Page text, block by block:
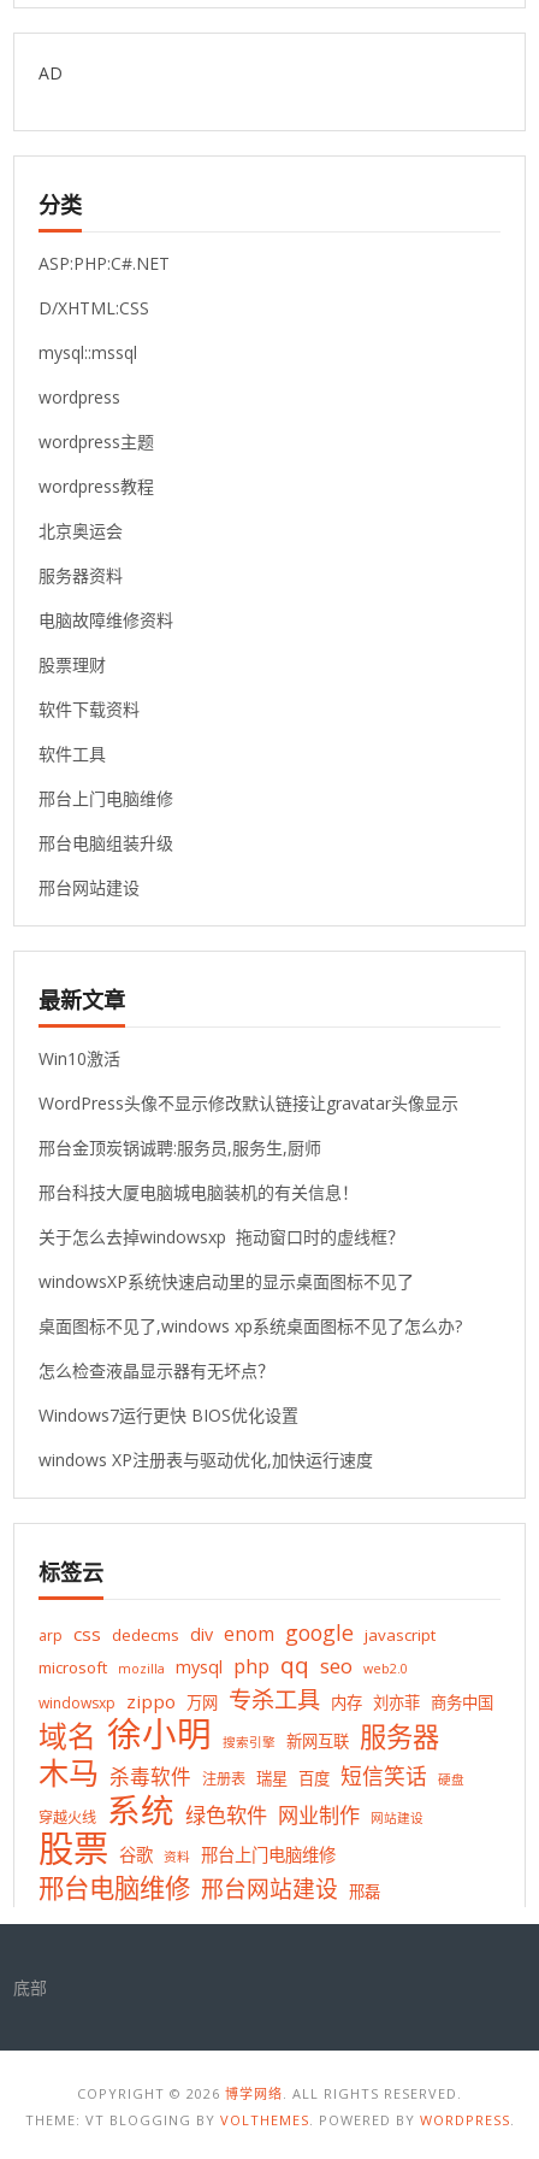
AD
分类
ASP:PHP:C#.NET
D/XHTML:CSS
mysql::mssql
wordpress
wordpress主题
wordpress教程
北京奥运会
服务器资料
电脑故障维修资料
股票理财
软件下载资料
软件工具
邢台上门电脑维修
邢台电脑组装升级
邢台网站建设
最新文章
Win10激活
WordPress头像不显示修改默认链接让gravatar头像显示
邢台金顶炭锅诚聘:服务员,服务生,厨师
邢台科技大厦电脑城电脑装机的有关信息！
关于怎么去掉windowsxp 拖动窗口时的虚线框？
windowsXP系统快速启动里的显示桌面图标不见了
桌面图标不见了,windows xp系统桌面图标不见了怎么办?
怎么检查液晶显示器有无坏点？
Windows7运行更快 BIOS优化设置
windows XP注册表与驱动优化,加快运行速度
标签云
arp css dedecms div enom google javascript
microsoft
mozilla mysql php qq seo web2.0
windowsxp zippo 万网 专杀工具 内存 刘亦菲 商务中国
域名 徐小明 搜索引擎 新网互联 服务器
木马 杀毒软件 注册表 瑞星 百度 短信笑话 硬盘
穿越火线 系统 绿色软件 网业制作 网站建设
股票 谷歌 资料 邢台上门电脑维修
邢台电脑维修 邢台网站建设 邢磊
底部
COPYRIGHT © 2026 博学网络 . ALL RIGHTS RESERVED.
THEME: VT BLOGGING BY VOLTHEMES . POWERED BY WORDPRESS